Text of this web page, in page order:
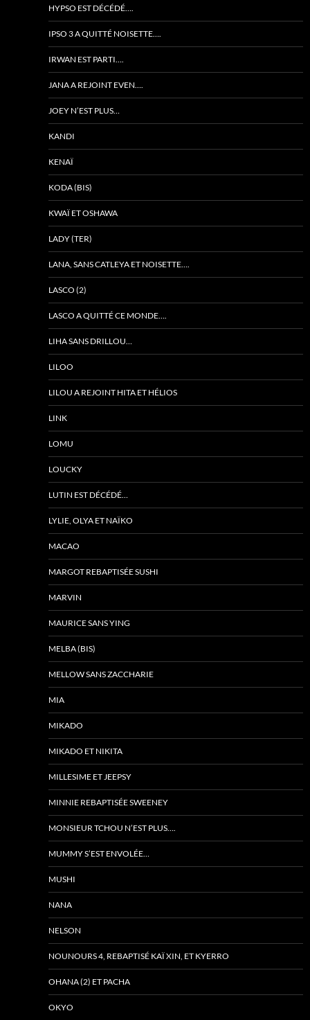
HYPSO EST DÉCÉDÉ….
IPSO 3 A QUITTÉ NOISETTE….
IRWAN EST PARTI….
JANA A REJOINT EVEN….
JOEY N’EST PLUS…
KANDI
KENAÏ
KODA (BIS)
KWAÏ ET OSHAWA
LADY (TER)
LANA, SANS CATLEYA ET NOISETTE….
LASCO (2)
LASCO A QUITTÉ CE MONDE….
LIHA SANS DRILLOU…
LILOO
LILOU A REJOINT HITA ET HÉLIOS
LINK
LOMU
LOUCKY
LUTIN EST DÉCÉDÉ…
LYLIE, OLYA ET NAÏKO
MACAO
MARGOT REBAPTISÉE SUSHI
MARVIN
MAURICE SANS YING
MELBA (BIS)
MELLOW SANS ZACCHARIE
MIA
MIKADO
MIKADO ET NIKITA
MILLESIME ET JEEPSY
MINNIE REBAPTISÉE SWEENEY
MONSIEUR TCHOU N’EST PLUS….
MUMMY S’EST ENVOLÉE…
MUSHI
NANA
NELSON
NOUNOURS 4, REBAPTISÉ KAÏ XIN, ET KYERRO
OHANA (2) ET PACHA
OKYO